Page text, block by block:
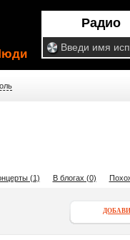
Радио
(1) В блогах (0)